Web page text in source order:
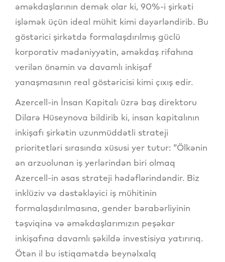
əməkdaşlarının demək olar ki, 90%-i şirkəti
işləmək üçün ideal mühit kimi dəyərləndirib. Bu
göstərici şirkətdə formalaşdırılmış güclü
korporativ mədəniyyətin, əməkdaş rifahına
verilən önəmin və davamlı inkişaf
yanaşmasının real göstəricisi kimi çıxış edir.
Azercell-in İnsan Kapitalı üzrə baş direktoru
Dilarə Hüseynova bildirib ki, insan kapitalının
inkişafı şirkətin uzunmüddətli strateji
prioritetləri sırasında xüsusi yer tutur: “Ölkənin
ən arzuolunan iş yerlərindən biri olmaq
Azercell-in əsas strateji hədəflərindəndir. Biz
inklüziv və dəstəkləyici iş mühitinin
formalaşdırılmasına, gender bərabərliyinin
təşviqinə və əməkdaşlarımızın peşəkar
inkişafına davamlı şəkildə investisiya yatırırıq.
Ötən il bu istiqamətdə beynəlxalq